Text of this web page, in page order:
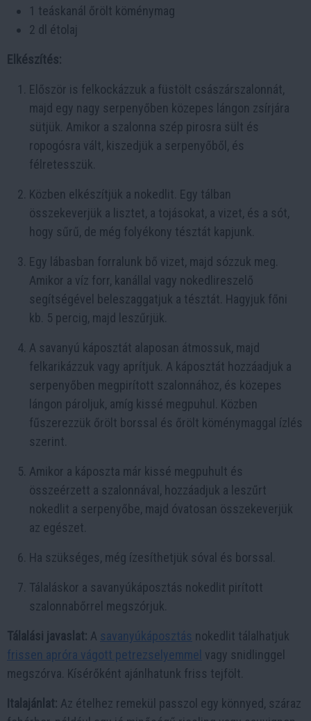
1 teáskanál őrölt köménymag
2 dl étolaj
Elkészítés:
Először is felkockázzuk a füstölt császárszalonnát,
majd egy nagy serpenyőben közepes lángon zsírjára
sütjük. Amikor a szalonna szép pirosra sült és
ropogósra vált, kiszedjük a serpenyőből, és
félretesszük.
Közben elkészítjük a nokedlit. Egy tálban
összekeverjük a lisztet, a tojásokat, a vizet, és a sót,
hogy sűrű, de még folyékony tésztát kapjunk.
Egy lábasban forralunk bő vizet, majd sózzuk meg.
Amikor a víz forr, kanállal vagy nokedlireszelő
segítségével beleszaggatjuk a tésztát. Hagyjuk főni
kb. 5 percig, majd leszűrjük.
A savanyú káposztát alaposan átmossuk, majd
felkarikázzuk vagy aprítjuk. A káposztát hozzáadjuk a
serpenyőben megpirított szalonnához, és közepes
lángon pároljuk, amíg kissé megpuhul. Közben
fűszerezzük őrölt borssal és őrölt köménymaggal ízlés
szerint.
Amikor a káposzta már kissé megpuhult és
összeérzett a szalonnával, hozzáadjuk a leszűrt
nokedlit a serpenyőbe, majd óvatosan összekeverjük
az egészet.
Ha szükséges, még ízesíthetjük sóval és borssal.
Tálaláskor a savanyúkáposztás nokedlit pirított
szalonnabőrrel megszórjuk.
Tálalási javaslat: A savanyúkáposztás nokedlit tálalhatjuk
frissen apróra vágott petrezselyemmel vagy snidlinggel
megszórva. Kísérőként ajánlhatunk friss tejfölt.
Italajánlat: Az ételhez remekül passzol egy könnyed, száraz